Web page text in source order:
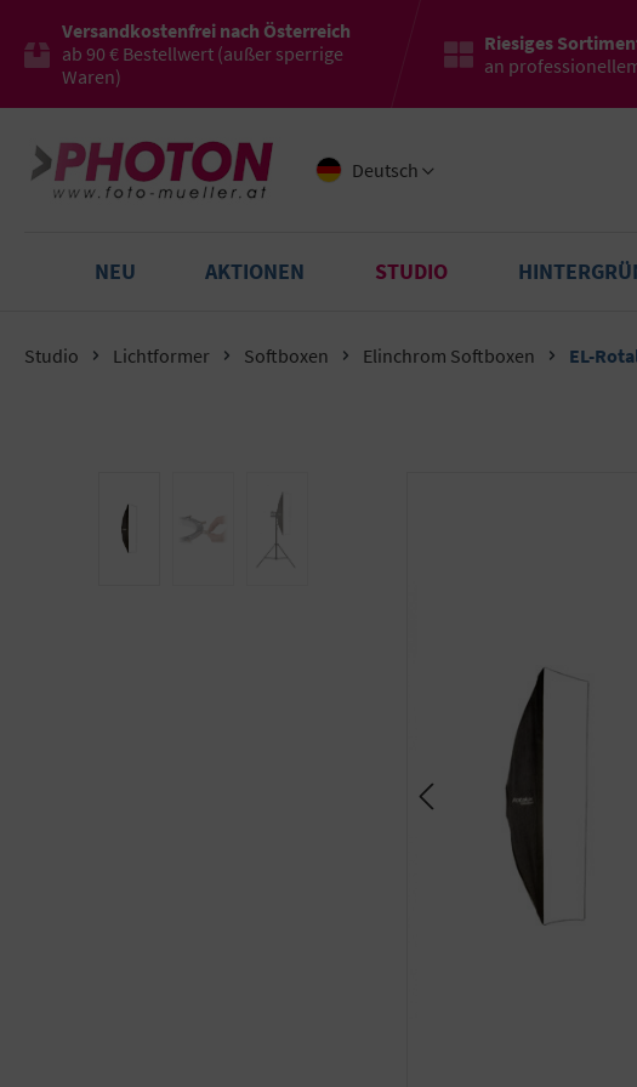
Versandkostenfrei nach Österreich
ab 90 € Bestellwert (außer sperrige
Waren)
Riesiges
an
Deutsch
NEU AKTIONEN STUDIO
Studio Lichtformer Softboxen Elinchrom Softboxen EL-